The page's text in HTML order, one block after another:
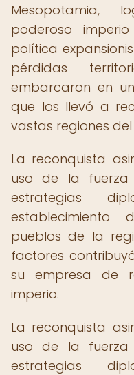
Mesopotamia,
poderoso
política
pérdidas
embarcaron en
que los llevó a
vastas regiones del
La reconquista
uso de la fuerza
estrategias
pueblos de la
factores
su empresa de
imperio.
La reconquista
uso de la fuerza
estrategias